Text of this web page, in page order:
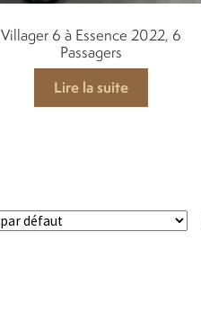
Villager 6 à Essence 2022, 6
Passagers
Lire la suite